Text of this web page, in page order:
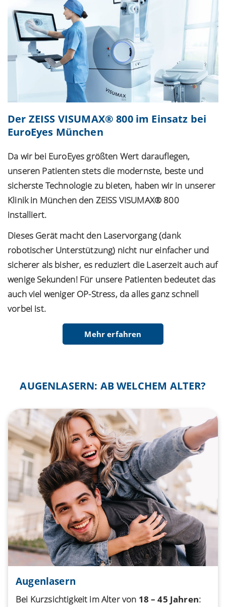
Der ZEISS VISUMAX® 800 im Einsatz bei
EuroEyes München
Da wir bei EuroEyes größten Wert darauflegen,
unseren Patienten stets die modernste, beste und
sicherste Technologie zu bieten, haben wir in unserer
Klinik in München den ZEISS VISUMAX® 800
installiert.
Dieses Gerät macht den Laservorgang (dank
robotischer Unterstützung) nicht nur einfacher und
sicherer als bisher, es reduziert die Laserzeit auch auf
wenige Sekunden! Für unsere Patienten bedeutet das
auch viel weniger OP-Stress, da alles ganz schnell
vorbei ist.
Mehr erfahren
AUGENLASERN: AB WELCHEM ALTER?
Augenlasern
Bei Kurzsichtigkeit im Alter von 18 – 45 Jahren: